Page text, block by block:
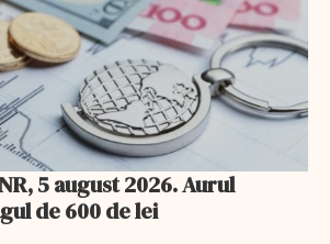
5 august 2026. Aurul
de 600 de lei